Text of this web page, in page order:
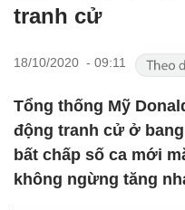
tranh cử
18/10/2020 - 09:11
Tổng thống Mỹ
động tranh cử ở
bất chấp số ca mới
không ngừng tăng